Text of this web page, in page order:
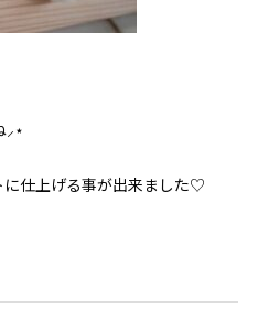
⸝⋆
に仕上げる事が出来ました♡